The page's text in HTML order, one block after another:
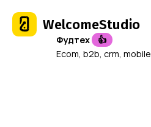
WelcomeStudio
Фудтех
👍
Ecom, b2b, crm, mobile